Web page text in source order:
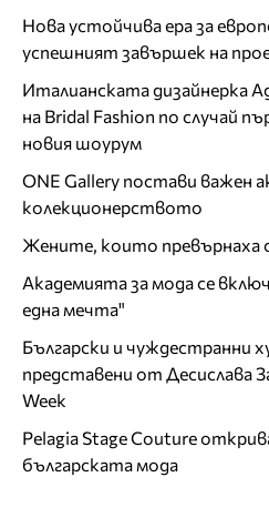
Нова устойчива ера за
успешният завършек на
Италианската дизайнерка
на Bridal Fashion по случай
новия шоурум
ONE Gallery постави важен
колекционерството
Жените, които превърнаха
Академията за мода се
една мечта"
Български и чуждестранни
представени от Десислава
Week
Pelagia Stage Couture
българската мода